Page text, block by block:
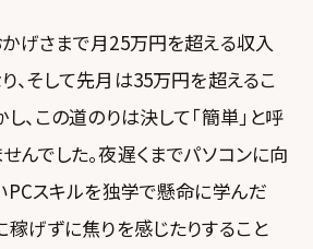
げさまで月25万円を超える収入
、そして先月は35万円を超えるこ
し、この道のりは決して「簡単」と呼
んでした。夜遅くまでパソコンに向
PCスキルを独学で懸命に学んだ
稼げずに焦りを感じたりすること